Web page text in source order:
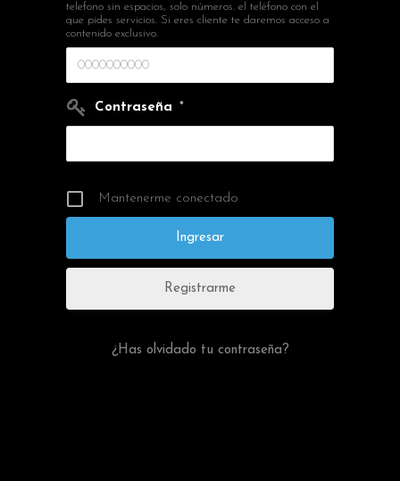
telefono sin espacios, solo números. el teléfono con el
que pides servicios. Si eres cliente te daremos acceso a
contenido exclusivo.
Contraseña *
Mantenerme conectado
Registrarme
¿Has olvidado tu contraseña?